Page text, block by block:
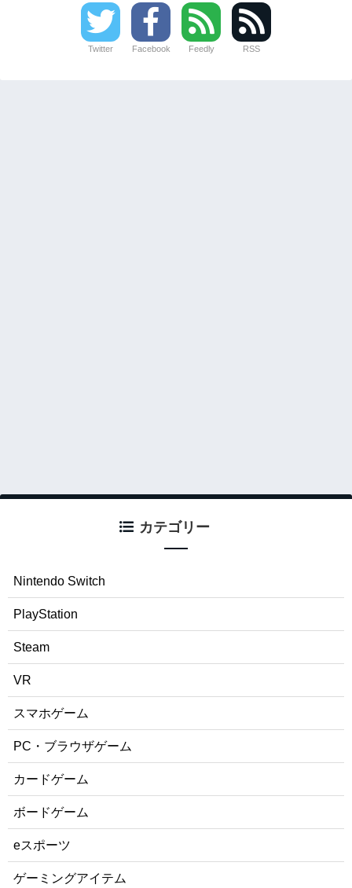
Twitter Facebook Feedly RSS
カテゴリー
Nintendo Switch
PlayStation
Steam
VR
スマホゲーム
PC・ブラウザゲーム
カードゲーム
ボードゲーム
eスポーツ
ゲーミングアイテム